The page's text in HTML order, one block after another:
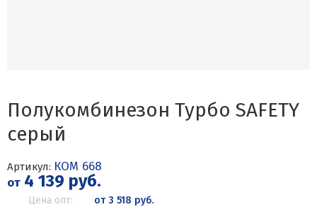
Полукомбинезон Турбо SAFETY
серый
Артикул: КОМ 668
от4 139 руб.
Цена опт:
от 3 518 руб.